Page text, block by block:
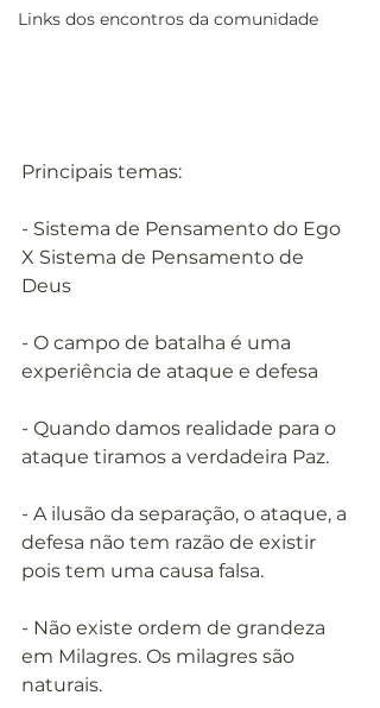
Links dos encontros da comunidade
Principais temas:
- Sistema de Pensamento do Ego
X Sistema de Pensamento de
Deus
- O campo de batalha é uma
experiência de ataque e defesa
- Quando damos realidade para o
ataque tiramos a verdadeira Paz.
- A ilusão da separação, o ataque, a
defesa não tem razão de existir
pois tem uma causa falsa.
- Não existe ordem de grandeza
em Milagres. Os milagres são
naturais.